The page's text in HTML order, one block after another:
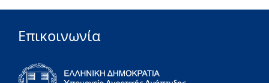
Επικοινωνία